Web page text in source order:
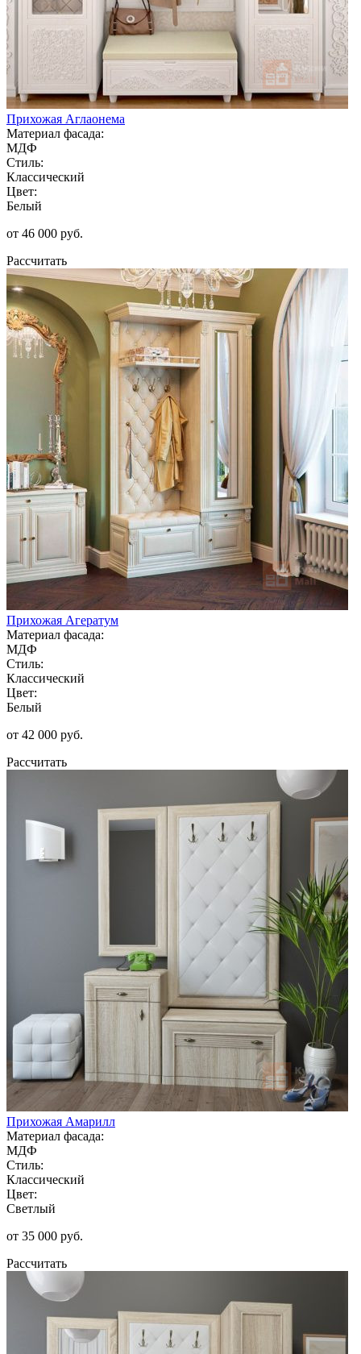
Прихожая Аглаонема
Материал фасада:
МДФ
Стиль:
Классический
Цвет:
Белый
от 46 000 руб.
Рассчитать
Прихожая Агератум
Материал фасада:
МДФ
Стиль:
Классический
Цвет:
Белый
от 42 000 руб.
Рассчитать
Прихожая Амарилл
Материал фасада:
МДФ
Стиль:
Классический
Цвет:
Светлый
от 35 000 руб.
Рассчитать